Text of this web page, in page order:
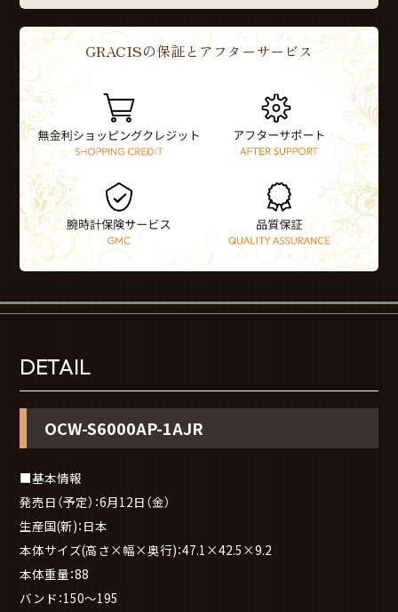
GRACISの保証とアフターサービス
DETAIL
OCW-S6000AP-1AJR
■基本情報
発売日（予定）：6月12日（金）
生産国(新)：日本
本体サイズ(高さ×幅×奥行)：47.1×42.5×9.2
本体重量：88
バンド：150～195